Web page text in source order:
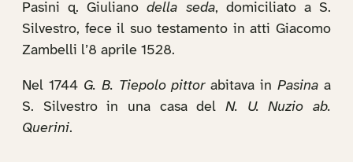
Pasini q. Giulianodella seda, domiciliato a S.
Silvestro, fece il suo testamento in atti Giacomo
Zambelli l’8 aprile 1528.
Nel 1744 G. B. Tiepolo pittorabitava inPasina a
S. Silvestro in una casa del N. U. Nuzio ab.
Querini.